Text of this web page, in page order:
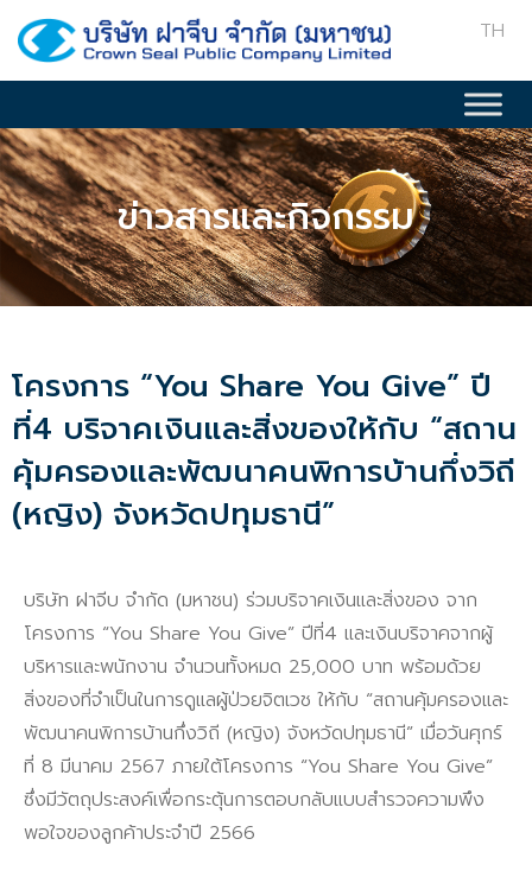
TH
ข่าวสารและกิจกรรม
โครงการ “You Share You Give” ปี
ที่4 บริจาคเงินและสิ่งของให้กับ “สถาน
คุ้มครองและพัฒนาคนพิการบ้านกึ่งวิถี
(หญิง) จังหวัดปทุมธานี”
บริษัท ฝาจีบ จำกัด (มหาชน) ร่วมบริจาคเงินและสิ่งของ จาก
โครงการ “You Share You Give” ปีที่4 และเงินบริจาคจากผู้
บริหารและพนักงาน จำนวนทั้งหมด 25,000 บาท พร้อมด้วย
สิ่งของที่จำเป็นในการดูแลผู้ป่วยจิตเวช ให้กับ “สถานคุ้มครองและ
พัฒนาคนพิการบ้านกึ่งวิถี (หญิง) จังหวัดปทุมธานี” เมื่อวันศุกร์
ที่ 8 มีนาคม 2567 ภายใต้โครงการ “You Share You Give”
ซึ่งมีวัตถุประสงค์เพื่อกระตุ้นการตอบกลับแบบสำรวจความพึง
พอใจของลูกค้าประจำปี 2566